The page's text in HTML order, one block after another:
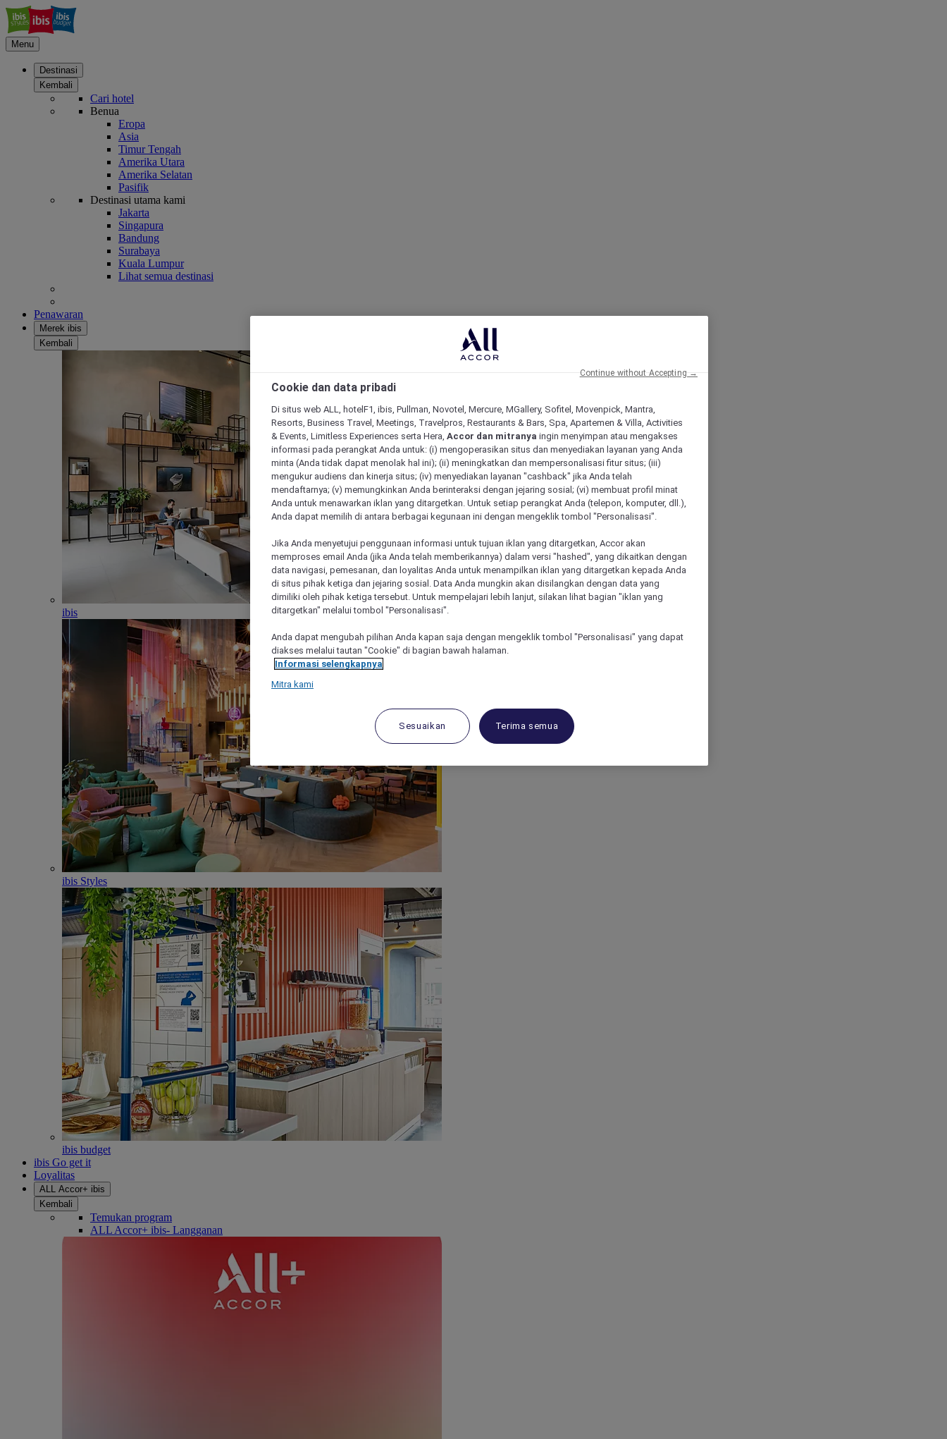
Menu
Destinasi
Kembali
Cari hotel
Benua
Eropa
Asia
Timur Tengah
Amerika Utara
Amerika Selatan
Pasifik
Destinasi utama kami
Jakarta
Singapura
Bandung
Surabaya
Kuala Lumpur
Lihat semua destinasi
Penawaran
Merek ibis
Kembali
ibis
ibis Styles
ibis budget
ibis Go get it
Loyalitas
ALL Accor+ ibis
Kembali
Temukan program
ALL Accor+ ibis- Langganan
Cookie dan data pribadi
Di situs web ALL, hotelF1, ibis, Pullman, Novotel, Mercure, MGallery, Sofitel, Movenpick, Mantra,
Resorts, Business Travel, Meetings, Travelpros, Restaurants & Bars, Spa, Apartemen & Villa, Activities
& Events, Limitless Experiences serta Hera, Accor dan mitranya ingin menyimpan atau mengakses
informasi pada perangkat Anda untuk: (i) mengoperasikan situs dan menyediakan layanan yang Anda
minta (Anda tidak dapat menolak hal ini); (ii) meningkatkan dan mempersonalisasi fitur situs; (iii)
mengukur audiens dan kinerja situs; (iv) menyediakan layanan "cashback" jika Anda telah
mendaftarnya; (v) memungkinkan Anda berinteraksi dengan jejaring sosial; (vi) membuat profil minat
Anda untuk menawarkan iklan yang ditargetkan. Untuk setiap perangkat Anda (telepon, komputer, dll.),
Anda dapat memilih di antara berbagai kegunaan ini dengan mengeklik tombol "Personalisasi".
Jika Anda menyetujui penggunaan informasi untuk tujuan iklan yang ditargetkan, Accor akan
memproses email Anda (jika Anda telah memberikannya) dalam versi "hashed", yang dikaitkan dengan
data navigasi, pemesanan, dan loyalitas Anda untuk menampilkan iklan yang ditargetkan kepada Anda
di situs pihak ketiga dan jejaring sosial. Data Anda mungkin akan disilangkan dengan data yang
dimiliki oleh pihak ketiga tersebut. Untuk mempelajari lebih lanjut, silakan lihat bagian "iklan yang
ditargetkan" melalui tombol "Personalisasi".
Anda dapat mengubah pilihan Anda kapan saja dengan mengeklik tombol "Personalisasi" yang dapat
diakses melalui tautan "Cookie" di bagian bawah halaman.
Informasi selengkapnya
Mitra kami
Sesuaikan Terima semua
Continue without Accepting →